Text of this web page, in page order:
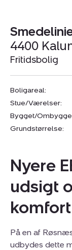
4400
Fritidsbolig
Boligareal:
Stue/Værelser:
Bygget/
Grundstørrelse:
Nyere
udsigt
komfort
På en af
udbydes dette